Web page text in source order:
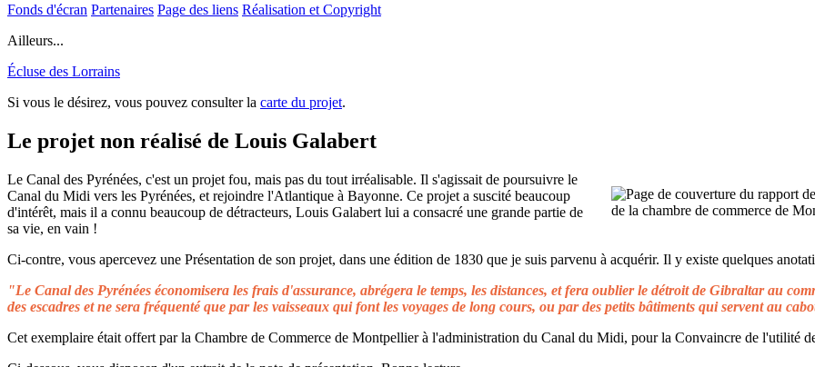
Fonds d'écran Partenaires Page des liens Réalisation et Copyright
Ailleurs...
Écluse des Lorrains
Si vous le désirez, vous pouvez consulter la carte du projet.
Le projet non réalisé de Louis Galabert
Le Canal des Pyrénées, c'est un projet fou, mais pas du tout irréalisable. Il s'agissait de poursuivre le
Canal du Midi vers les Pyrénées, et rejoindre l'Atlantique à Bayonne. Ce projet a suscité beaucoup
d'intérêt, mais il a connu beaucoup de détracteurs, Louis Galabert lui a consacré une grande partie de
sa vie, en vain !
Ci-contre, vous apercevez une Présentation de son projet, dans une édition de 1830 que je suis parvenu à acquérir. Il y existe quelques
"Le Canal des Pyrénées économisera les frais d'assurance, abrégera le temps, les distances, et fera oublier le détroit de Gibraltar au
des escadres et ne sera fréquenté que par les vaisseaux qui font les voyages de long cours, ou par des petits bâtiments qui servent au
Cet exemplaire était offert par la Chambre de Commerce de Montpellier à l'administration du Canal du Midi, pour la Convaincre de l'utilité